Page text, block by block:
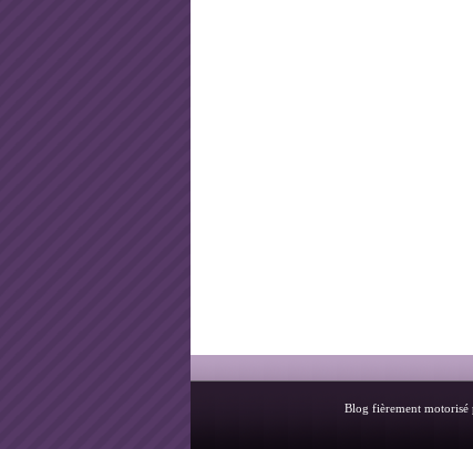
Blog fièrement motorisé